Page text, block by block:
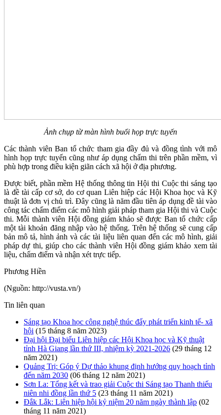
Ảnh chụp từ màn hình buổi họp trực tuyến
Các thành viên Ban tổ chức tham gia đầy đủ và đồng tình với mô
hình họp trực tuyến cũng như áp dụng chấm thi trên phần mềm, vì
phù hợp trong điều kiện giãn cách xã hội ở địa phương.
Được biết, phần mềm Hệ thống thông tin Hội thi Cuộc thi sáng tạo
là đề tài cấp cơ sở, do cơ quan Liên hiệp các Hội Khoa học và Kỹ
thuật là đơn vị chủ trì. Đây cũng là năm đầu tiên áp dụng đề tài vào
công tác chấm điểm các mô hình giải pháp tham gia Hội thi và Cuộc
thi. Mỗi thành viên Hội đồng giám khảo sẽ được Ban tổ chức cấp
một tài khoản đăng nhập vào hệ thống. Trên hệ thống sẽ cung cấp
bản mô tả, hình ảnh và các tài liệu liên quan đến các mô hình, giải
pháp dự thi, giúp cho các thành viên Hội đồng giám khảo xem tài
liệu, chấm điểm và nhận xét trực tiếp.
Phương Hiền
(Nguồn: http://vusta.vn/)
Tin liên quan
Sáng tạo Khoa học công nghệ thúc đẩy phát triển kinh tế- xã
hội (15 tháng 8 năm 2023)
Đại hội Đại biểu Liên hiệp các Hội Khoa học và Kỹ thuật
tỉnh Hà Giang lần thứ III, nhiệm kỳ 2021-2026 (29 tháng 12
năm 2021)
Quảng Trị: Góp ý Dự thảo khung định hướng quy hoạch tỉnh
đến năm 2030 (06 tháng 12 năm 2021)
Sơn La: Tổng kết và trao giải Cuộc thi Sáng tạo Thanh thiếu
niên nhi đồng lần thứ 5 (23 tháng 11 năm 2021)
Đắk Lắk: Liên hiệp hội kỷ niệm 20 năm ngày thành lập (02
tháng 11 năm 2021)